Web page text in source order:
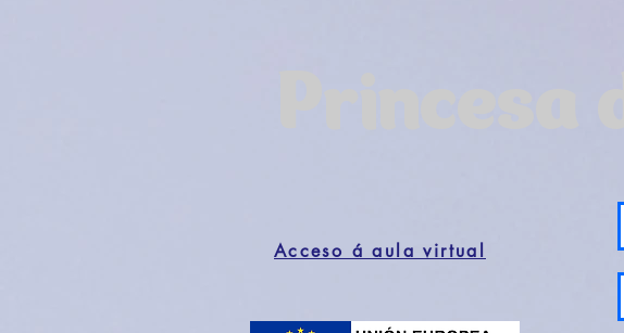
Acceso á aula virtual